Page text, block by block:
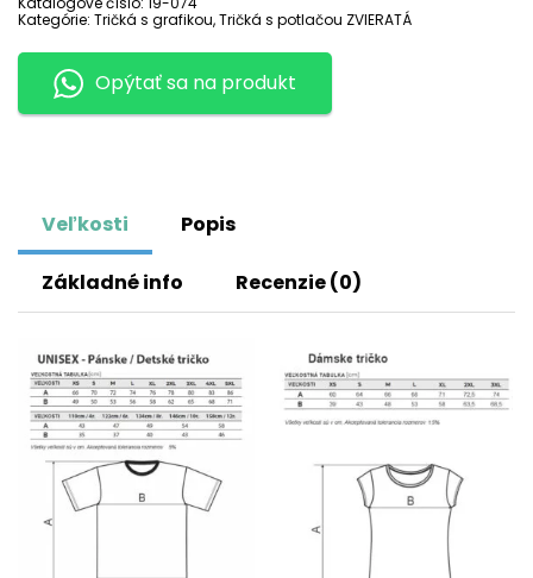
Kategórie: Tričká s grafikou,Tričká s potlačou ZVIERATÁ
Opýtať sa na produkt
Veľkosti Popis
Základné info Recenzie (0)